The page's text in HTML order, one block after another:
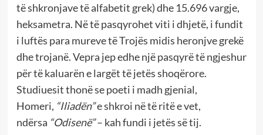
të shkronjave të alfabetit grek) dhe 15.696 vargje,
heksametra. Në të pasqyrohet viti i dhjetë, i fundit
i luftës para mureve të Trojës midis heronjve grekë
dhe trojanë. Vepra jep edhe një pasqyrë të ngjeshur
për të kaluarën e largët të jetës shoqërore.
Studiuesit thonë se poeti i madh gjenial,
Homeri, “Iliadën”e shkroi në të ritë e vet,
ndërsa “Odisenë” – kah fundi i jetës së tij.